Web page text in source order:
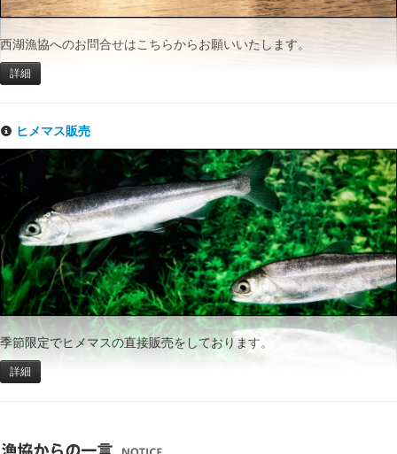
西湖漁協へのお問合せはこちらからお願いいたします。
詳細
ヒメマス販売
季節限定でヒメマスの直接販売をしております。
詳細